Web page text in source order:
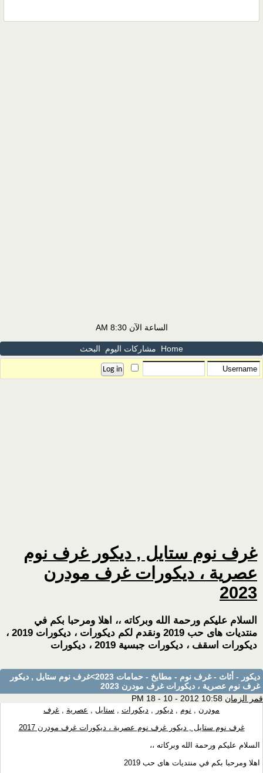
الساعة الآن8:30 AM
Home مشاركات اليوم البحث
غرف نوم ستايل , ديكور غرف نوم
عصرية ، ديكورات غرف مودرن
2023
السلام عليكم ورحمة الله وبركاته ،، اهلا ومرحبا بكم في
منتديات هاى حب 2019 ونقدم لكم ديكورات ، ديكورات 2019 ،
ديكورات اسقف ، ديكورات جبسية 2019 ، ديكورات
ديكور - أثاث - غرف نوم - مطابخ - حمامات 2023
>غرف نوم ستايل , ديكور
غرف نوم عصرية ، ديكورات غرف مودرن 2023
قمر الزمان
مودرن , نوم , ديكور , ديكورات , ستايل , عصرية , غرف
غرف نوم ستايل , ديكور غرف نوم عصرية ، ديكورات غرف مودرن 2017
السلام عليكم ورحمة الله وبركاته ،،
اهلا ومرحبا بكم في منتديات هاى حب 2019